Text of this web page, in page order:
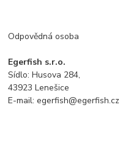
Odpovědná osoba
Egerfish s.r.o.
Sídlo: Husova 284,
43923 Lenešice
E-mail: egerfish@egerfish.cz